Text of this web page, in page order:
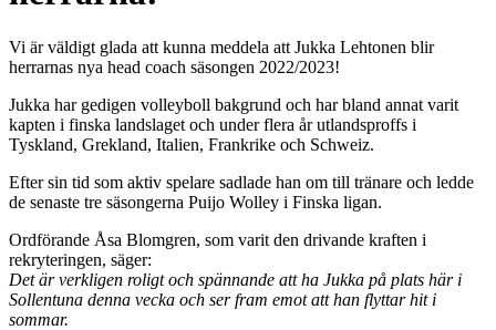
Vi är väldigt glada att kunna meddela att Jukka Lehtonen blir
herrarnas nya head coach säsongen 2022/2023!
Jukka har gedigen volleyboll bakgrund och har bland annat varit
kapten i finska landslaget och under flera år utlandsproffs i
Tyskland, Grekland, Italien, Frankrike och Schweiz.
Efter sin tid som aktiv spelare sadlade han om till tränare och ledde
de senaste tre säsongerna Puijo Wolley i Finska ligan.
Ordförande Åsa Blomgren, som varit den drivande kraften i
rekryteringen, säger:
Det är verkligen roligt och spännande att ha Jukka på plats här i
Sollentuna denna vecka och ser fram emot att han flyttar hit i
sommar.